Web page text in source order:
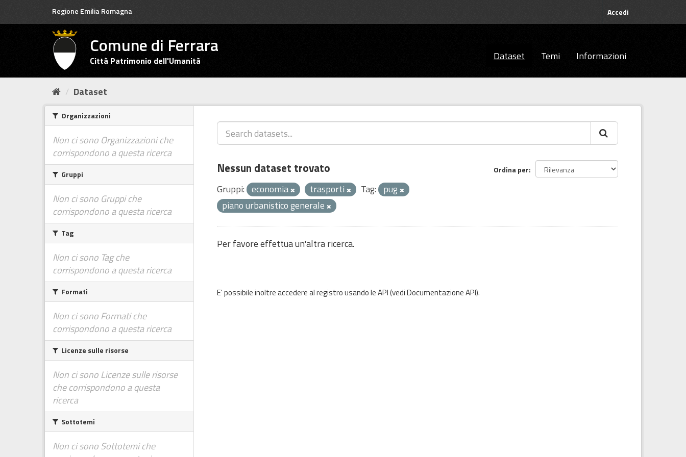
Regione Emilia Romagna Accedi
Comune di Ferrara
Città Patrimonio dell'Umanità Dataset Temi Informazioni
Dataset
Organizzazioni
Non ci sono Organizzazioni che
corrispondono a questa ricerca
Gruppi
Non ci sono Gruppi che
corrispondono a questa ricerca
Tag
Non ci sono Tag che
corrispondono a questa ricerca
Formati
Non ci sono Formati che
corrispondono a questa ricerca
Licenze sulle risorse
Non ci sono Licenze sulle risorse
che corrispondono a questa
ricerca
Sottotemi
Non ci sono Sottotemi che
Ordina per
Nessun dataset trovato
Gruppi: economia trasporti Tag: pug
piano urbanistico generale
Per favore effettua un'altra ricerca.
E' possibile inoltre accedere al registro usando leAPI(vediDocumentazione API).